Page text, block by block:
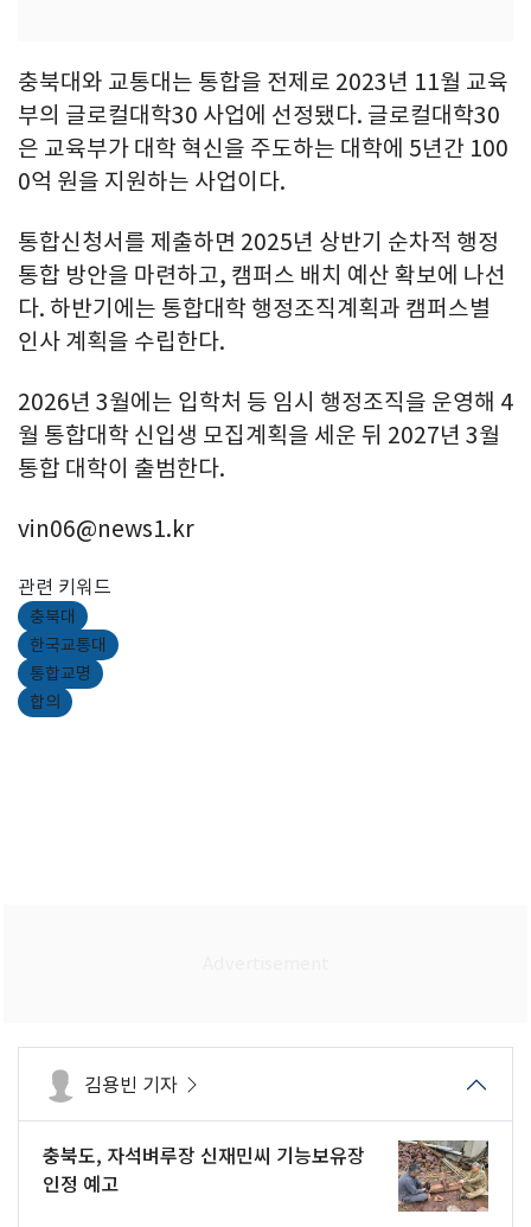
충북대와 교통대는 통합을 전제로 2023년 11월 교육
부의 글로컬대학30 사업에 선정됐다. 글로컬대학30
은 교육부가 대학 혁신을 주도하는 대학에 5년간 100
0억 원을 지원하는 사업이다.
통합신청서를 제출하면 2025년 상반기 순차적 행정
통합 방안을 마련하고, 캠퍼스 배치 예산 확보에 나선
다. 하반기에는 통합대학 행정조직계획과 캠퍼스별
인사 계획을 수립한다.
2026년 3월에는 입학처 등 임시 행정조직을 운영해 4
월 통합대학 신입생 모집계획을 세운 뒤 2027년 3월
통합 대학이 출범한다.
vin06@news1.kr
관련 키워드
충북대
한국교통대
통합교명
합의
김용빈 기자
충북도, 자석벼루장 신재민씨 기능보유장
인정 예고